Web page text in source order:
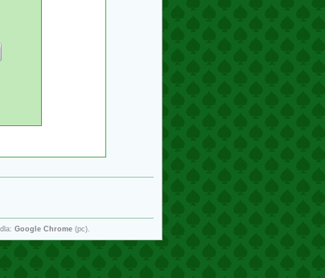
Google Chrome (pc).